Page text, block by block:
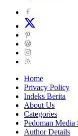
Home
Privacy Policy
Indeks Berita
About Us
Categories
Pedoman Media
Author Details